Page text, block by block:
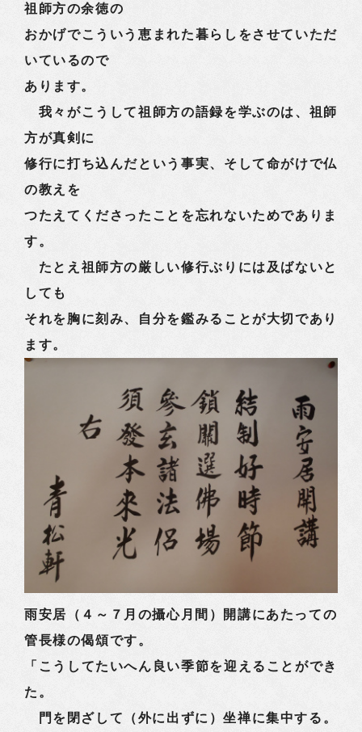
祖師方の余徳の
おかげでこういう恵まれた暮らしをさせていただ
いているので
あります。
我々がこうして祖師方の語録を学ぶのは、祖師
方が真剣に
修行に打ち込んだという事実、そして命がけで仏
の教えを
つたえてくださったことを忘れないためでありま
す。
たとえ祖師方の厳しい修行ぶりには及ばないと
しても
それを胸に刻み、自分を鑑みることが大切であり
ます。
雨安居（４～７月の攝心月間）開講にあたっての
管長様の偈頌です。
「こうしてたいへん良い季節を迎えることができ
た。
門を閉ざして（外に出ずに）坐禅に集中する。